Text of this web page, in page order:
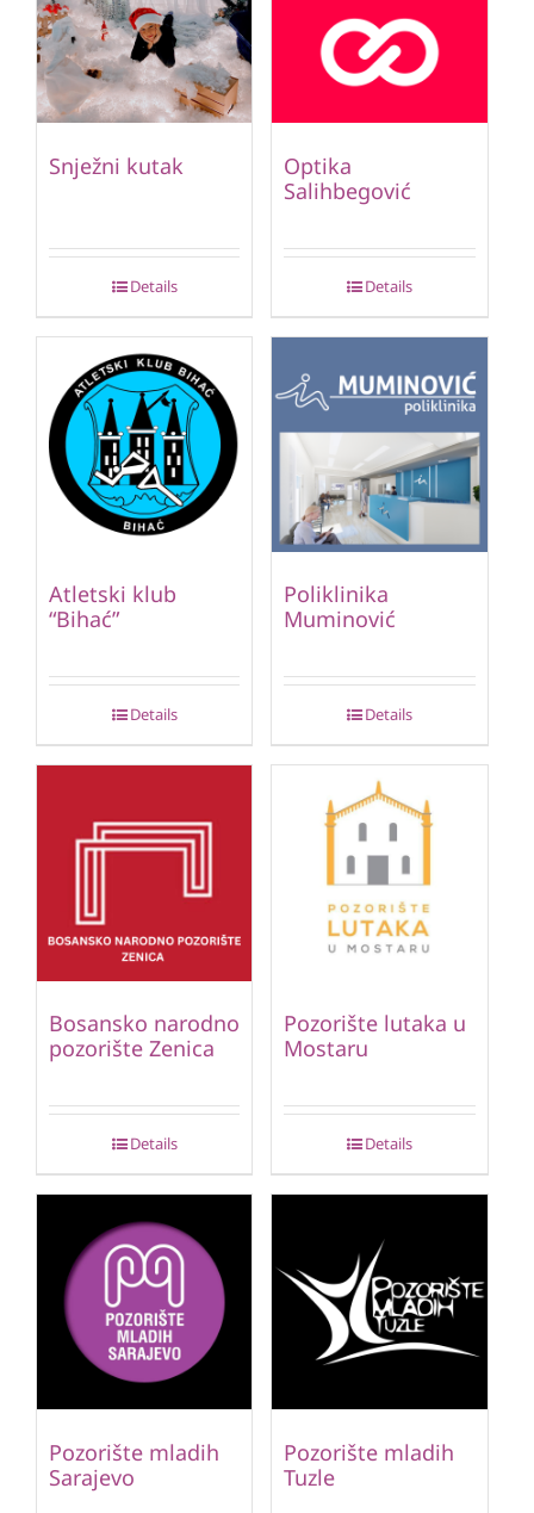
Snježni kutak
Details
Optika
Salihbegović
Details
Atletski klub
“Bihać”
Details
Poliklinika
Muminović
Details
Bosansko narodno
pozorište Zenica
Details
Pozorište lutaka u
Mostaru
Details
Pozorište mladih
Sarajevo
Pozorište mladih
Tuzle